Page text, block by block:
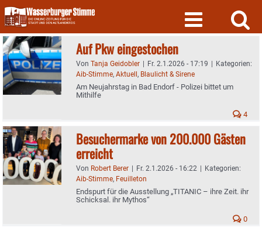
Skip
to
content
Auf Pkw eingestochen
Von Tanja Geidobler | Fr. 2.1.2026 - 17:19 | Kategorien:
Aib-Stimme, Aktuell, Blaulicht & Sirene
Am Neujahrstag in Bad Endorf - Polizei bittet um
Mithilfe
4
Besuchermarke von 200.000 Gästen
erreicht
Von Robert Berer | Fr. 2.1.2026 - 16:22 | Kategorien:
Aib-Stimme, Feuilleton
Endspurt für die Ausstellung „TITANIC – ihre Zeit. ihr
Schicksal. ihr Mythos“
0